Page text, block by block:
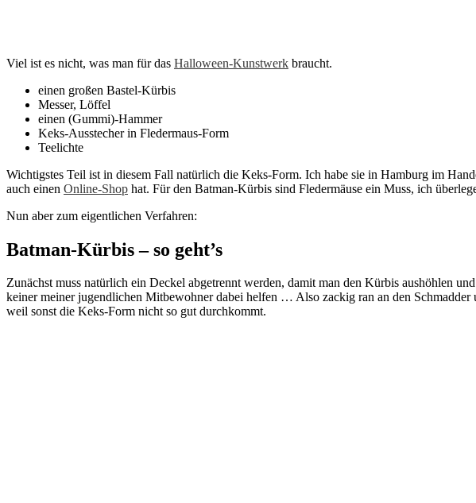
Viel ist es nicht, was man für das Halloween-Kunstwerk braucht.
einen großen Bastel-Kürbis
Messer, Löffel
einen (Gummi)-Hammer
Keks-Ausstecher in Fledermaus-Form
Teelichte
Wichtigstes Teil ist in diesem Fall natürlich die Keks-Form. Ich habe sie in Hamburg im
auch einen Online-Shop hat. Für den Batman-Kürbis sind Fledermäuse ein Muss, ich
Nun aber zum eigentlichen Verfahren:
Batman-Kürbis – so geht’s
Zunächst muss natürlich ein Deckel abgetrennt werden, damit man den Kürbis aushöhlen
keiner meiner jugendlichen Mitbewohner dabei helfen … Also zackig ran an den
weil sonst die Keks-Form nicht so gut durchkommt.